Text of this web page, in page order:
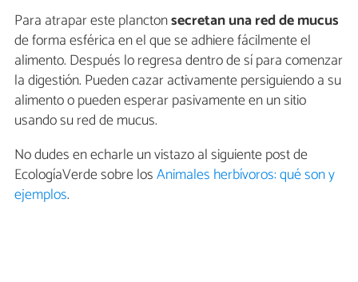
Para atrapar este planctonsecretan una red de mucus
de forma esférica en el que se adhiere fácilmente el
alimento. Después lo regresa dentro de sí para comenzar
la digestión. Pueden cazar activamente persiguiendo a su
alimento o pueden esperar pasivamente en un sitio
usando su red de mucus.
No dudes en echarle un vistazo al siguiente post de
EcologíaVerde sobre losAnimales herbívoros: qué son y
ejemplos.